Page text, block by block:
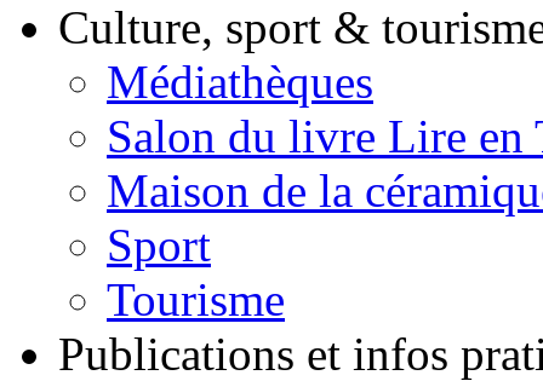
Culture, sport &
Médiathèques
Salon du livre Lire en
Maison de la
Sport
Tourisme
Publications et infos